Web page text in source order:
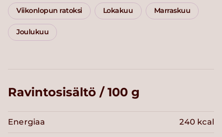
Viikonlopun ratoksi Lokakuu Marraskuu
Joulukuu
Ravintosisältö / 100 g
Energiaa 240 kcal